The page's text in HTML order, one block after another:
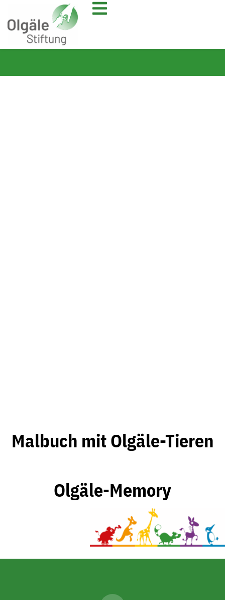
Malbuch mit Olgäle-Tieren
Olgäle-Memory